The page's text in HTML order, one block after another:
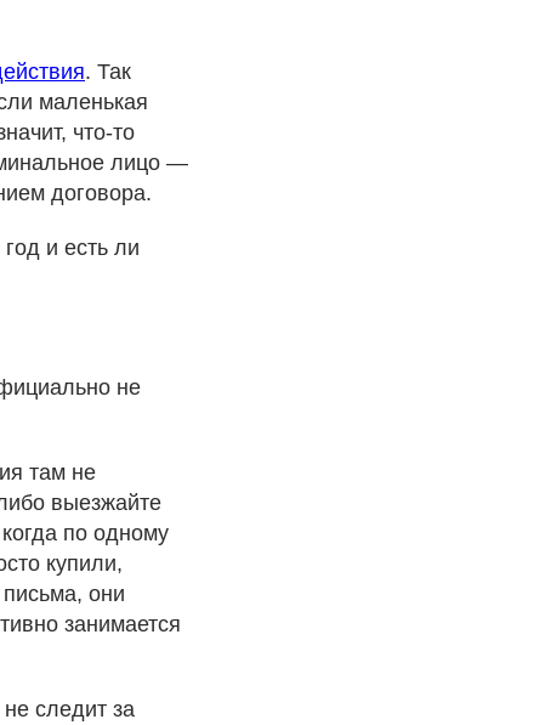
. Так
маленькая
что-то
лицо —
договора.
и есть ли
не
там не
выезжайте
по одному
купили,
они
занимается
следит за